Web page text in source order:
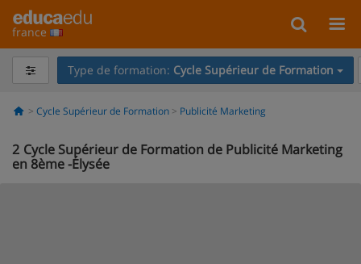
france
Type de formation: Cycle Supérieur de Formation
Cycle Supérieur de Formation Publicité Marketing
2 Cycle Supérieur de Formation de Publicité Marketing
en 8ème -Élysée